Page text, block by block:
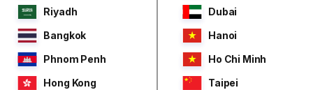
Riyadh
Dubai
Bangkok
Hanoi
Phnom Penh
Ho Chi Minh
Hong Kong
Taipei